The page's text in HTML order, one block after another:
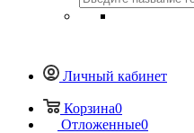
Личный кабинет
Корзина0
Отложенные0